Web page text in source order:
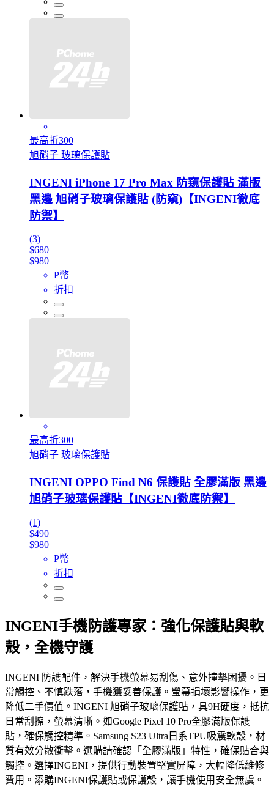
最高折300
旭硝子 玻璃保護貼
INGENI iPhone 17 Pro Max 防窺保護貼 滿版
黑邊 旭硝子玻璃保護貼 (防窺)【INGENI徹底
防禦】
(3)
$680
$980
P幣
折扣
最高折300
旭硝子 玻璃保護貼
INGENI OPPO Find N6 保護貼 全膠滿版 黑邊
旭硝子玻璃保護貼【INGENI徹底防禦】
(1)
$490
$980
P幣
折扣
INGENI手機防護專家：強化保護貼與軟
殼，全機守護
INGENI 防護配件，解決手機螢幕易刮傷、意外撞擊困擾。日
常觸控、不慎跌落，手機獲妥善保護。螢幕損壞影響操作，更
降低二手價值。INGENI 旭硝子玻璃保護貼，具9H硬度，抵抗
日常刮擦，螢幕清晰。如Google Pixel 10 Pro全膠滿版保護
貼，確保觸控精準。Samsung S23 Ultra日系TPU吸震軟殼，材
質有效分散衝擊。選購請確認「全膠滿版」特性，確保貼合與
觸控。選擇INGENI，提供行動裝置堅實屏障，大幅降低維修
費用。添購INGENI保護貼或保護殼，讓手機使用安全無虞。